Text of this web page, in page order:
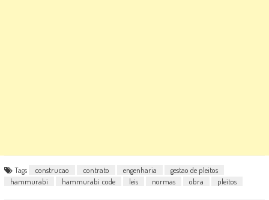
Tags construcao contrato engenharia
gestao de pleitos
hammurabi
hammurabi code leis normas obra pleitos